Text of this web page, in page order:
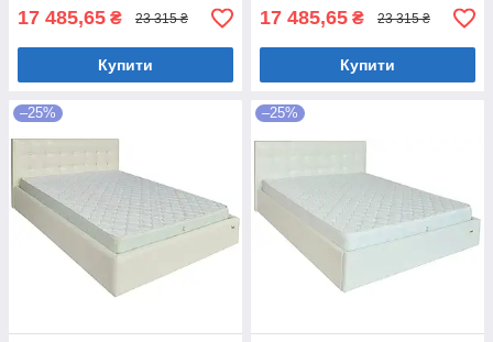
17 485,65 ₴ 23 315 ₴
Купити
17 485,65 ₴ 23 315 ₴
Купити
–25% –25%